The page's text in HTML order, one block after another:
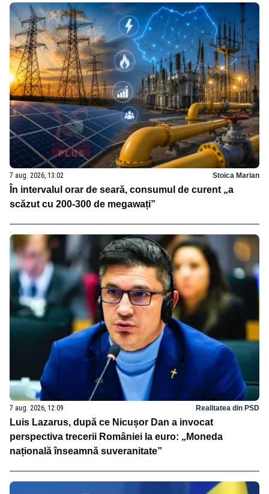
7 aug. 2026, 13:02 Stoica Marian
În intervalul orar de seară, consumul de curent „a
scăzut cu 200-300 de megawați”
7 aug. 2026, 12:09 Realitatea din PSD
Luis Lazarus, după ce Nicușor Dan a invocat
perspectiva trecerii României la euro: „Moneda
națională înseamnă suveranitate”